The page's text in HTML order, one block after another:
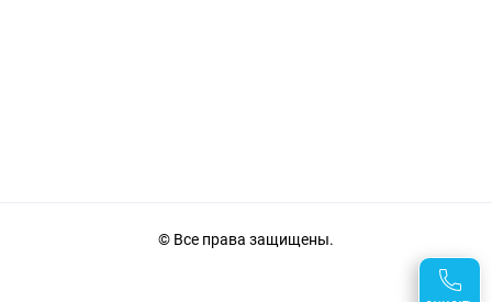
© Все права защищены.